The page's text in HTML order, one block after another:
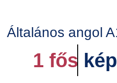
Általános angol
1 fős